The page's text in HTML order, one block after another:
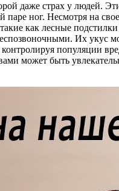
даже страх у людей.
ног. Несмотря на
как лесные
Их укус
популяции
может быть